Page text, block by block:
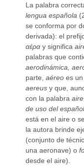
La palabra
lengua española
se conforma por
derivada): el
αέρα y significa
palabras que
aerodinámica,
parte,aéreo es
aereus y que,
con la palabraaire
de uso del
está en el aire o
la autora brinde
(conjunto de
una aeronave) o
desde el aire).